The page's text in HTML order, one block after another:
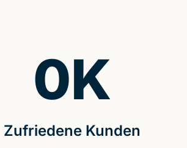
Zufriedene Kunden
0K